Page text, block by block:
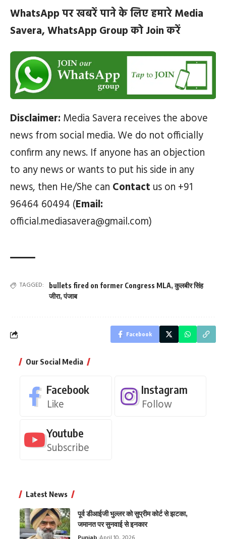
WhatsApp पर खबरें पाने के लिए हमारे Media
Savera, WhatsApp Group को Join करें
Disclaimer: Media Savera receives the above
news from social media. We do not officially
confirm any news. If anyone has an objection
to any news or wants to put his side in any
news, then He/She can Contact us on +91
96464 60494 (Email:
official.mediasavera@gmail.com)
TAGGED: bullets fired on former Congress MLA,कुलबीर सिंह
जीरा,पंजाब
Facebook
Our Social Media
Facebook
Like
Instagram
Follow
Youtube
Subscribe
Latest News
पूर्व डीआईजी भुल्लर को सुप्रीम कोर्ट से झटका,
जमानत पर सुनवाई से इनकार